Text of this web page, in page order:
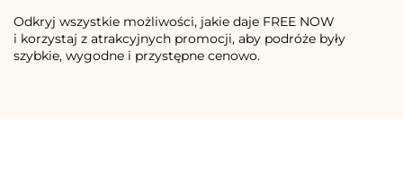
Odkryj wszystkie możliwości, jakie daje FREE NOW
i korzystaj z atrakcyjnych promocji, aby podróże były
szybkie, wygodne i przystępne cenowo.